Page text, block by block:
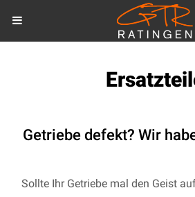
Getriebe defekt? Wir
Sollte Ihr Getriebe mal den Geist